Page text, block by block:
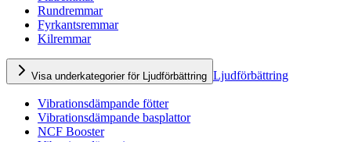
Rundremmar
Fyrkantsremmar
Kilremmar
Visa underkategorier för Ljudförbättring Ljudförbättring
Vibrationsdämpande fötter
Vibrationsdämpande basplattor
NCF Booster